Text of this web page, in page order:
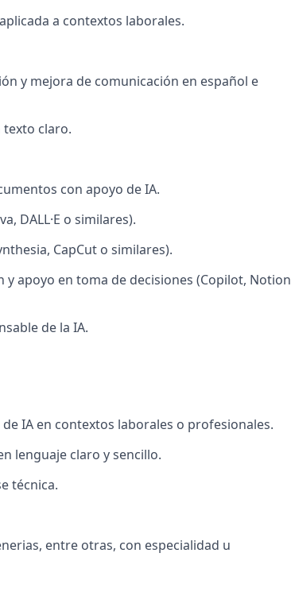
a contextos laborales.
y mejora de comunicación en español e
claro.
con apoyo de IA.
DALL·E o similares).
CapCut o similares).
apoyo en toma de decisiones (Copilot, Notion
de la IA.
IA en contextos laborales o profesionales.
lenguaje claro y sencillo.
técnica.
entre otras, con especialidad u